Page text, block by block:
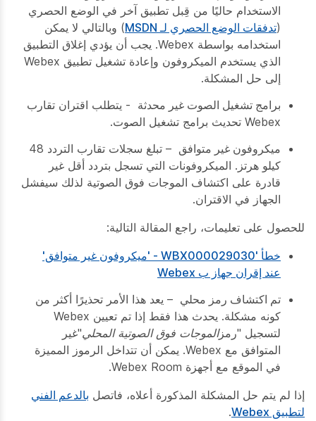
الاستخدام حاليًا من قِبل تطبيق آخر في الوضع الحصري
(تدفقات الوضع الحصري لـ MSDN
) وبالتالي لا يمكن
استخدامه بواسطة Webex. يجب أن يؤدي إغلاق التطبيق
الذي يستخدم الميكروفون وإعادة تشغيل تطبيق Webex
إلى حل المشكلة.
برامج تشغيل الصوت غير محدثة - يتطلب اقتران تقارب
Webex تحديث برامج تشغيل الصوت.
ميكروفون غير متوافق
– تبلغ سجلات تقارب التردد 48
كيلو هرتز. الميكروفونات التي تسجل بتردد أقل غير
قادرة على اكتشاف الموجات فوق الصوتية لذلك سيفشل
الجهاز في الاقتران.
للحصول على تعليمات، راجع المقالة التالية:
خطأ 'WBX000029030 - 'ميكروفون غير متوافق'
عند إقران جهاز ب Webex
تم اكتشاف رمز محلي – يعد هذا الأمر تحذيرًا أكثر من
كونه مشكلة. يحدث هذا فقط إذا تم تعيين Webex
لتسجيل "رمزالموجات فوق الصوتية المحلي"غير
المتوافق مع Webex. يمكن أن تتداخل الرموز المميزة
في الموقع مع أجهزة Webex Room.
إذا لم يتم حل المشكلة المذكورة أعلاه، فاتصل بالدعم الفني
لتطبيق Webex
.